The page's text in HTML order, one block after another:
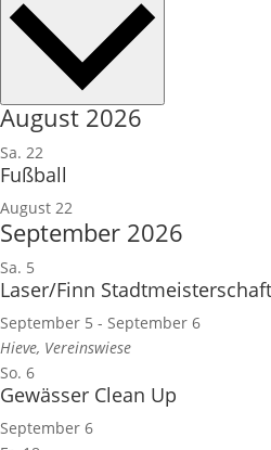
August 2026
Sa. 22
Fußball
August 22
September 2026
Sa. 5
Laser/Finn Stadtmeisterschaft
September 5 - September 6
Hieve, Vereinswiese
So. 6
Gewässer Clean Up
September 6